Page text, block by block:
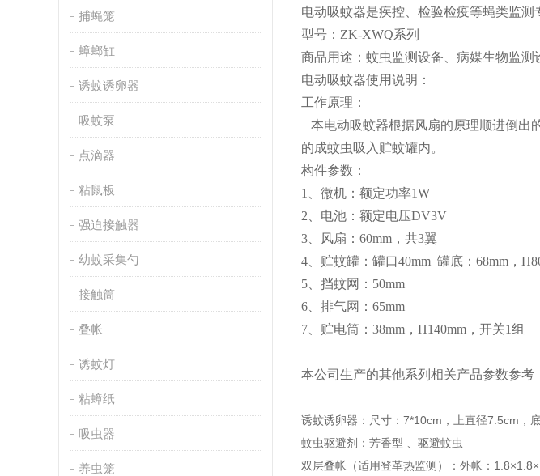
捕蝇笼
蟑螂缸
诱蚊诱卵器
吸蚊泵
点滴器
粘鼠板
强迫接触器
幼蚊采集勺
接触筒
叠帐
诱蚊灯
粘蟑纸
吸虫器
养虫笼
电动吸蚊器是疾控、检验检疫等蝇类监测
型号：ZK-XWQ系列
商品用途：蚊虫监测设备、病媒生物监测
电动吸蚊器使用说明：
工作原理：
本电动吸蚊器根据风扇的原理顺进倒出
的成蚊虫吸入贮蚊罐内。
构件参数：
1、微机：额定功率1W
2、电池：额定电压DV3V
3、风扇：60mm，共3翼
4、贮蚊罐：罐口40mm 罐底：68mm，
5、挡蚊网：50mm
6、排气网：65mm
7、贮电筒：38mm，H140mm，开关1组
本公司生产的其他系列相关产品参数参考
诱蚊诱卵器：尺寸：7*10cm，上直径7.5cm，
蚊虫驱避剂：芳香型 、驱避蚊虫
双层叠帐（适用登革热监测）：外帐：